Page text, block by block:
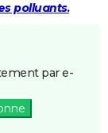
polluants.
par e-